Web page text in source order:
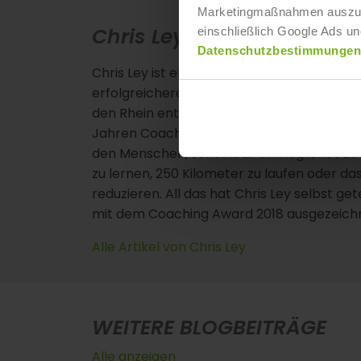
Marketingmaßnahmen
einschließlich Google Ads
Datenschutzbestimmungen
Chris Ley
Chris Ley ist ehemaliger IST-Dozent und
erfolgreicheren Leben. Seinen Weltrekord
den Rhein entlang paddelte. Dabei
Jahren Coaching-Erfahrung entwickelte
den Menschen, scheinbar Unmögliches
zu lernen, 250 Kilometer zu laufen oder
reduzieren. All das hat Chris Ley selbst
mit dem Coaching Award 2018
Alle Artikel von Chris Ley
WEITERE BLOGBEITRÄGE
Alle anzeigen